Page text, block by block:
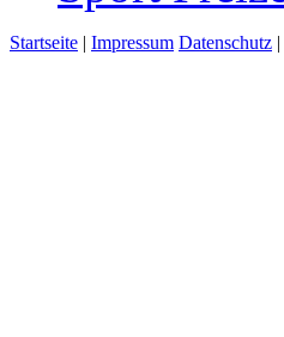
Startseite | Impressum Datenschutz |